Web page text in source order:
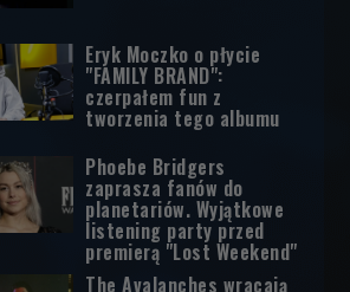
Eryk Moczko o płycie
"FAMILY BRAND":
czerpałem fun z
tworzenia tego albumu
Phoebe Bridgers
zaprasza fanów do
planetariów. Wyjątkowe
listening party przed
premierą "Lost Weekend"
The Avalanches wracają